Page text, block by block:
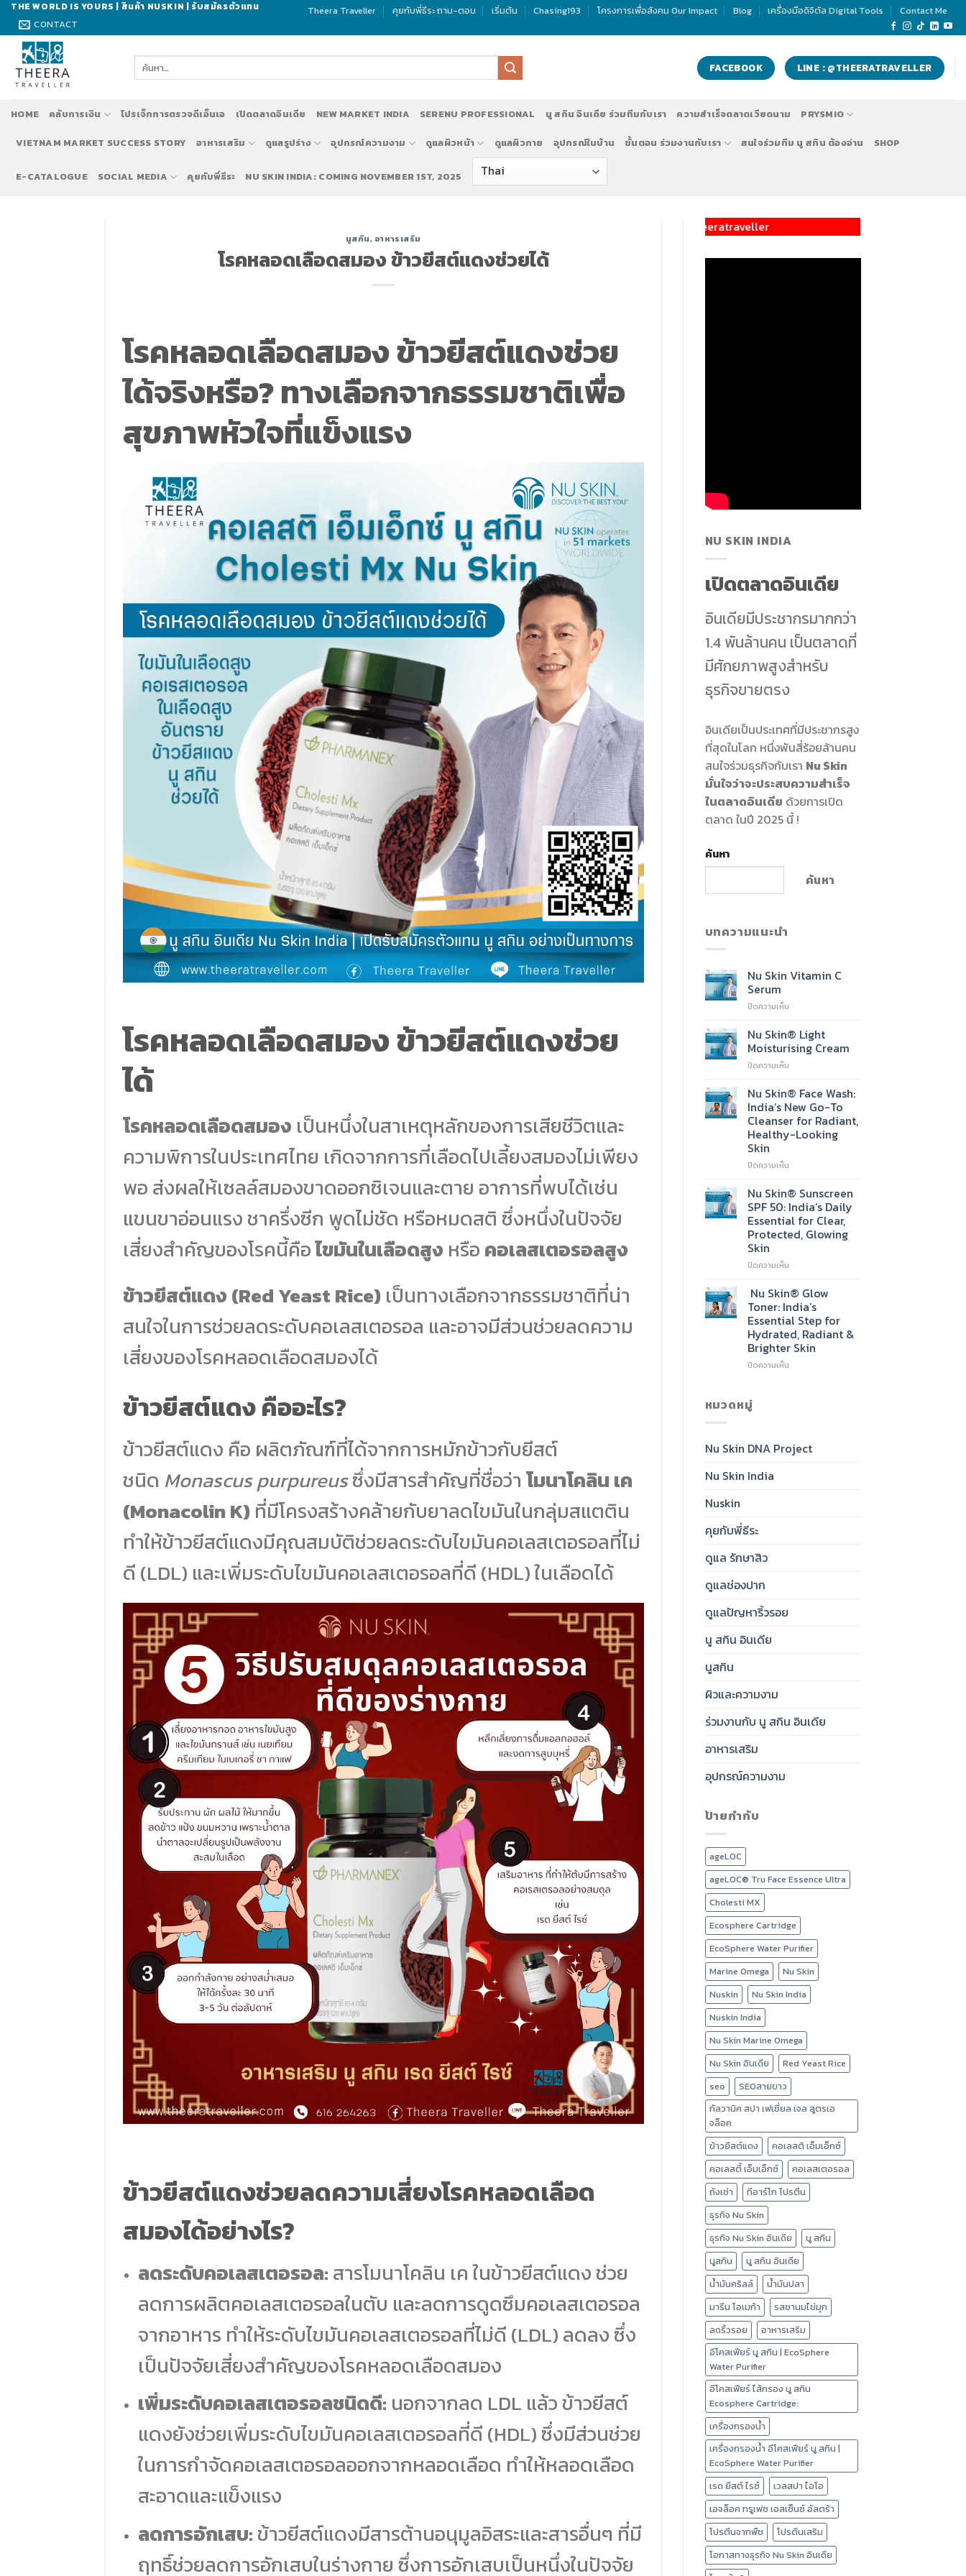
Skip
content
THE WORLD IS YOURS | สินค้า NUSKIN | รับสมัครตัวแทน
CONTACT
Theera Traveller คุยกับพี่ธีระ ถาม-ตอบ เริ่มต้น Chasing193 โครงการเพื่อสังคม Our Impact Blog เครื่องมือดิจิตัล Digital Tools Contact Me
ค้นหา: FACEBOOK LINE : @THEERATRAVELLER
HOME คลับการเงิน โปรเจ็กการตรวจดีเอ็นเอ เปิดตลาดอินเดีย NEW MARKET INDIA SERENU PROFESSIONAL นู สกิน อินเดีย ร่วมทีมกับเรา ความสำเร็จตลาดเวียดนาม PRYSMIO
VIETNAM MARKET SUCCESS STORY อาหารเสริม ดูแลรูปร่าง อุปกรณ์ความงาม ดูแลผิวหน้า ดูแลผิวกาย อุปกรณ์ในบ้าน ขั้นตอน ร่วมงานกับเรา สนใจร่วมทีม นู สกิน ต้องอ่าน SHOP
E-CATALOGUE SOCIAL MEDIA คุยกับพี่ธีระ NU SKIN INDIA: COMING NOVEMBER 1ST, 2025
นูสกิน, อาหารเสริม
โรคหลอดเลือดสมอง ข้าวยีสต์แดงช่วยได้
โรคหลอดเลือดสมอง ข้าวยีสต์แดงช่วย
ได้จริงหรือ? ทางเลือกจากธรรมชาติเพื่อ
สุขภาพหัวใจที่แข็งแรง
โรคหลอดเลือดสมอง ข้าวยีสต์แดงช่วย
ได้
โรคหลอดเลือดสมอง เป็นหนึ่งในสาเหตุหลักของการเสียชีวิตและ
ความพิการในประเทศไทย เกิดจากการที่เลือดไปเลี้ยงสมองไม่เพียง
พอ ส่งผลให้เซลล์สมองขาดออกซิเจนและตาย อาการที่พบได้เช่น
แขนขาอ่อนแรง ชาครึ่งซีก พูดไม่ชัด หรือหมดสติ ซึ่งหนึ่งในปัจจัย
เสี่ยงสำคัญของโรคนี้คือไขมันในเลือดสูง หรือคอเลสเตอรอลสูง
ข้าวยีสต์แดง (Red Yeast Rice)เป็นทางเลือกจากธรรมชาติที่น่า
สนใจในการช่วยลดระดับคอเลสเตอรอล และอาจมีส่วนช่วยลดความ
เสี่ยงของโรคหลอดเลือดสมองได้
ข้าวยีสต์แดง คืออะไร?
ข้าวยีสต์แดง คือ ผลิตภัณฑ์ที่ได้จากการหมักข้าวกับยีสต์
ชนิด Monascus purpureusซึ่งมีสารสำคัญที่ชื่อว่าโมนาโคลิน เค
(Monacolin K)ที่มีโครงสร้างคล้ายกับยาลดไขมันในกลุ่มสแตติน
ทำให้ข้าวยีสต์แดงมีคุณสมบัติช่วยลดระดับไขมันคอเลสเตอรอลที่ไม่
ดี (LDL) และเพิ่มระดับไขมันคอเลสเตอรอลที่ดี (HDL) ในเลือดได้
ข้าวยีสต์แดงช่วยลดความเสี่ยงโรคหลอดเลือด
สมองได้อย่างไร?
ลดระดับคอเลสเตอรอล:สารโมนาโคลิน เค ในข้าวยีสต์แดง ช่วย
ลดการผลิตคอเลสเตอรอลในตับ และลดการดูดซึมคอเลสเตอรอล
จากอาหาร ทำให้ระดับไขมันคอเลสเตอรอลที่ไม่ดี (LDL) ลดลง ซึ่ง
เป็นปัจจัยเสี่ยงสำคัญของโรคหลอดเลือดสมอง
เพิ่มระดับคอเลสเตอรอลชนิดดี: นอกจากลด LDL แล้ว ข้าวยีสต์
แดงยังช่วยเพิ่มระดับไขมันคอเลสเตอรอลที่ดี (HDL) ซึ่งมีส่วนช่วย
ในการกำจัดคอเลสเตอรอลออกจากหลอดเลือด ทำให้หลอดเลือด
สะอาดและแข็งแรง
ลดการอักเสบ:ข้าวยีสต์แดงมีสารต้านอนุมูลอิสระและสารอื่นๆ ที่มี
ฤทธิ์ช่วยลดการอักเสบในร่างกาย ซึ่งการอักเสบเป็นหนึ่งในปัจจัย
NU SKIN INDIA
เปิดตลาดอินเดีย
อินเดียมีประชากรมากกว่า
1.4 พันล้านคน เป็นตลาดที่
มีศักยภาพสูงสำหรับ
ธุรกิจขายตรง
อินเดียเป็นประเทศที่มีประชากรสูง
ที่สุดในโลก หนึ่งพันสี่ร้อยล้านคน
สนใจร่วมธุรกิจกับเรา Nu Skin
มั่นใจว่าจะประสบความสำเร็จ
ในตลาดอินเดีย ด้วยการเปิด
ตลาด ในปี 2025 นี้ !
ค้นหา
ค้นหา
บทความแนะนำ
Nu Skin Vitamin C
Serum
ปิดความเห็นบน
Skin
Vitamin
C
Serum
Nu Skin® Light
Moisturising Cream
ปิดความเห็นบน
Skin®
Light
Moisturising
Cream
Nu Skin® Face Wash:
India’s New Go-To
Cleanser for Radiant,
Healthy-Looking
Skin
ปิดความเห็นบน
Skin®
Face
Wash:
India’s
New
To
for
Radiant,
Healthy-
Looking
Skin
Nu Skin® Sunscreen
SPF 50: India’s Daily
Essential for Clear,
Protected, Glowing
Skin
ปิดความเห็นบน
Skin®
Sunscreen
SPF
50:
India’s
Daily
Essential
Nu Skin® Glow
Toner: India’s
Essential Step for
Hydrated, Radiant &
Brighter Skin
ปิดความเห็นบน
Step
หมวดหมู่
Nu Skin DNA Project
Nu Skin India
Nuskin
คุยกับพี่ธีระ
ดูแล รักษาสิว
ดูแลช่องปาก
ดูแลปัญหาริ้วรอย
นู สกิน อินเดีย
นูสกิน
ผิวและความงาม
ร่วมงานกับ นู สกิน อินเดีย
อาหารเสริม
อุปกรณ์ความงาม
ป้ายกำกับ
ageLOC
ageLOC® Tru Face Essence Ultra
Cholesti MX
Ecosphere Cartridge
EcoSphere Water Purifier
Marine Omega
Nu Skin
Nuskin
Nu Skin India
Nuskin India
Nu Skin Marine Omega
Nu Skin อินเดีย
Red Yeast Rice
seo
SEOสายขาว
กัลวานิค สปา เฟเชี่ยล เจล สูตรเอ
จล็อค
ข้าวยีสต์แดง
คอเลสติ เอ็มเอ็กซ์
คอเลสตี้ เอ็มเอ็กซ์
คอเลสเตอรอล
ถังเช่า
ทีอาร์โก โปรตีน
ธุรกิจ Nu Skin
ธุรกิจ Nu Skin อินเดีย
นู สกิน
นูสกิน
นู สกิน อินเดีย
น้ำมันคริลล์
น้ำมันปลา
มารีน โอเมก้า
รสชานมไข่มุก
ลดริ้วรอย
อาหารเสริม
อีโคสเฟียร์ นู สกิน | EcoSphere
Water Purifier
อีโคสเฟียร์ ไส้กรอง นู สกิน
Ecosphere Cartridge:
เครื่องกรองน้ำ
เครื่องกรองน้ำ อีโคสเฟียร์ นู สกิน |
EcoSphere Water Purifier
เรด ยีสต์ ไรซ์
เวลสปา ไอโอ
เอจล็อค ทรูเฟซ เอสเซ็นซ์ อัลตร้า
โปรตีนจากพืช
โปรตีนเสริม
โอกาสทางธุรกิจ Nu Skin อินเดีย